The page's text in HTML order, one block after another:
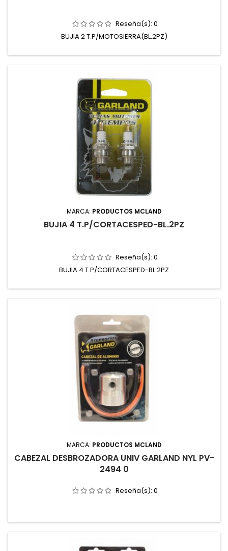
Reseña(s): 0
BUJIA 2 T.P/MOTOSIERRA(BL.2PZ)
MARCA: PRODUCTOS MCLAND
BUJIA 4 T.P/CORTACESPED-BL.2PZ
Reseña(s): 0
BUJIA 4 T.P/CORTACESPED-BL.2PZ
MARCA: PRODUCTOS MCLAND
CABEZAL DESBROZADORA UNIV GARLAND NYL PV-
2494 0
Reseña(s): 0